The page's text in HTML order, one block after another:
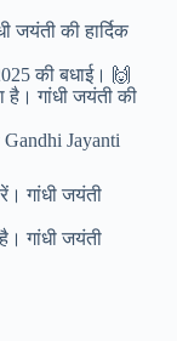
जयंती की हार्दिक
की बधाई। 🙌
है। गांधी जयंती की
Jayanti
गांधी जयंती
गांधी जयंती